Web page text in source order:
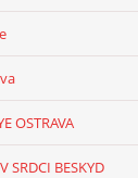
OSTRAVA
SRDCI BESKYD